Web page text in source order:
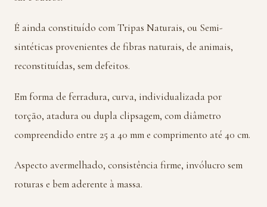
É ainda constituído com Tripas Naturais, ou Semi-
sintéticas provenientes de fibras naturais, de animais,
reconstituídas, sem defeitos.
Em forma de ferradura, curva, individualizada por
torção, atadura ou dupla clipsagem, com diâmetro
compreendido entre 25 a 40 mm e comprimento até 40 cm.
Aspecto avermelhado, consistência firme, invólucro sem
roturas e bem aderente à massa.